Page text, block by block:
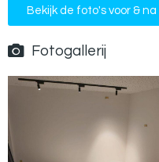
Bekijk de foto's voor & na
Fotogallerij